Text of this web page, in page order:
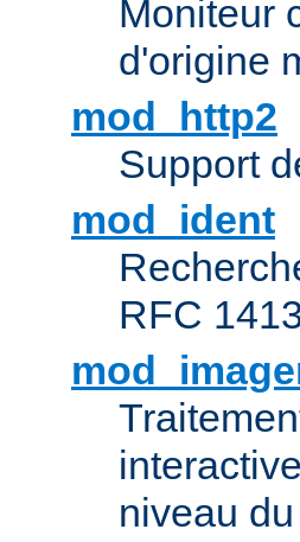
Moniteur
d'origine
mod_http2
Support
mod_ident
RFC
niveau